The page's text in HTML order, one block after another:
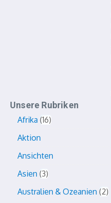
Unsere Rubriken
Afrika 16
Aktion
Ansichten
Asien 3
Australien & Ozeanien 2